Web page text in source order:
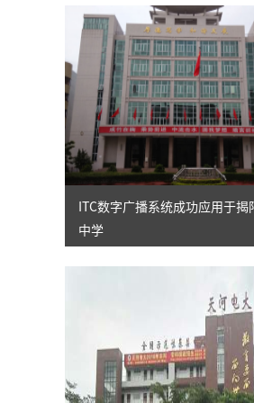
ITC数字广播系统成功应用于揭
中学